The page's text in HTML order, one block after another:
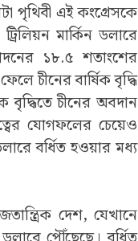
পৃথিবী এই কংগ্রেসকে
মার্কিন ডলারে
১৮.৫ শতাংশের
চীনের বার্ষিক বৃদ্ধি
চীনের অবদান
যোগফলের চেয়েও
বর্ধিত হওয়ার মধ্য
দেশ, যেখানে